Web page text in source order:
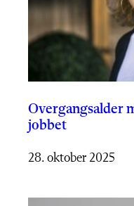
Overgangsalder
jobbet
28. oktober 2025